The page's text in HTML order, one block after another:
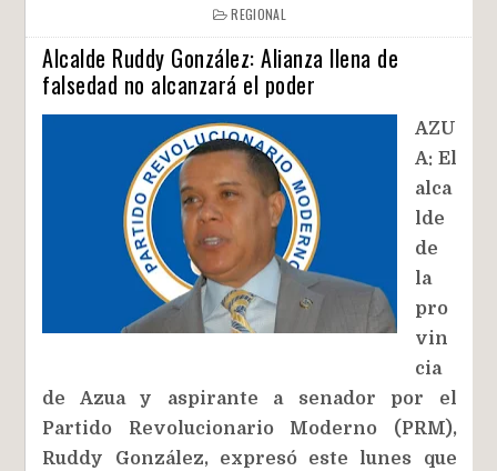
REGIONAL
Alcalde Ruddy González: Alianza llena de
falsedad no alcanzará el poder
AZU
A: El
alca
lde
de
la
pro
vin
cia
de Azua y aspirante a senador por el
Partido Revolucionario Moderno (PRM),
Ruddy González, expresó este lunes que